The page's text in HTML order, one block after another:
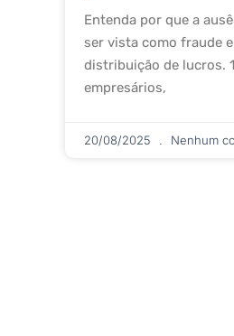
Entenda por que a
ser vista como fraude
distribuição de lucros.
empresários,
20/08/2025 Nenhum